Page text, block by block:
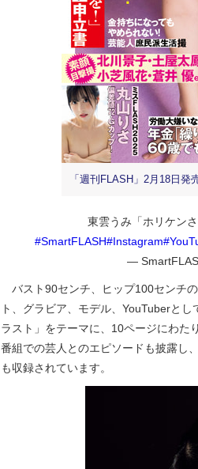
「週刊FLASH」2月18日
東雲うみ「ホリケン
#SmartFLASH#Instagram
—
バスト90センチ、ヒップ100センチ
ト、グラビア、モデル、YouTuberと
ラスト」をテーマに、10ページにわた
番組での芸人とのエピソードも披露し
も収録されています。